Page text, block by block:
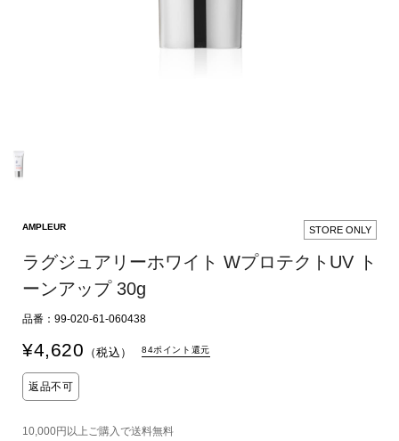
AMPLEUR STORE ONLY
ラグジュアリーホワイト WプロテクトUV ト
ーンアップ 30g
品番：99-020-61-060438
¥4,620 （税込） 84ポイント還元
返品不可
10,000円以上ご購入で送料無料